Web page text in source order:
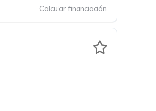
Calcular financiación